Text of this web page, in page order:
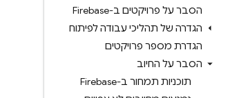
הסבר על פרויקטים ב-Firebase
הגדרה של תהליכי עבודה לפיתוח
הגדרת מספר פרויקטים
הסבר על החיוב
תוכניות תמחור ב-Firebase